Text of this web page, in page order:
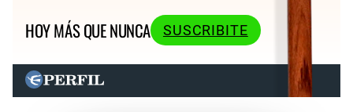
HOY MÁS QUE NUNCA
SUSCRIBITE